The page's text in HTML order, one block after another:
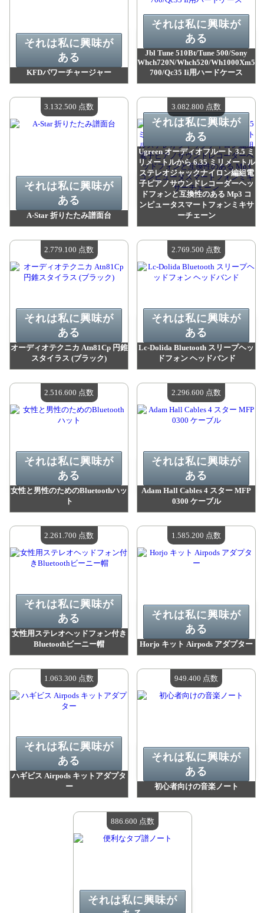
KFDパワーチャージャー
利用可能な数量：4
それは私に興味が
ある
Jbl Tune 510Bt/Tune 500/Sony
Whch720N/Whch520/Wh1000Xm5/
700/Qc35 Ii用ハードケース
利用可能な数量：4
それは私に興味が
ある
A-Star 折りたたみ譜面台
利用可能な数量：4
それは私に興味が
ある
3.132.500 点数
Ugreen オーディオフルート 3.5 ミ
リメートルから 6.35 ミリメートル
ステレオジャックナイロン編組電
子ピアノサウンドレコーダーヘッ
ドフォンと互換性のある Mp3 コ
ンピュータスマートフォンミキサ
ーチェーン
利用可能な数量：4
それは私に興味が
ある
3.082.800 点数
オーディオテクニカ Atn81Cp 円錐
スタイラス (ブラック)
利用可能な数量：4
それは私に興味が
ある
2.779.100 点数
Lc-Dolida Bluetooth スリープヘッ
ドフォン ヘッドバンド
利用可能な数量：4
それは私に興味が
ある
2.769.500 点数
女性と男性のためのBluetoothハッ
ト
利用可能な数量：4
それは私に興味が
ある
2.516.600 点数
Adam Hall Cables 4 スター MFP
0300 ケーブル
利用可能な数量：4
それは私に興味が
ある
2.296.600 点数
女性用ステレオヘッドフォン付き
Bluetoothビーニー帽
利用可能な数量：4
それは私に興味が
ある
2.261.700 点数
Horjo キット Airpods アダプター
利用可能な数量：4
それは私に興味が
ある
1.585.200 点数
ハギビス Airpods キットアダプタ
ー
利用可能な数量：4
それは私に興味が
ある
1.063.300 点数
初心者向けの音楽ノート
利用可能な数量：
それは私に興味が
ある
949.400 点数
それは私に興味が
886.600 点数